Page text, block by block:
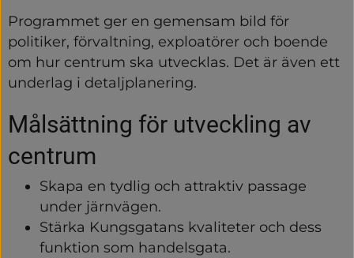
Programmet ger en gemensam bild för
politiker, förvaltning, exploatörer och boende
om hur centrum ska utvecklas. Det är även ett
underlag i detaljplanering.
Målsättning för utveckling av
centrum
Skapa en tydlig och attraktiv passage
under järnvägen.
Stärka Kungsgatans kvaliteter och dess
funktion som handelsgata.